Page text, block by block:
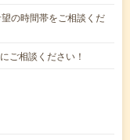
の時間帯をご相談くだ
ご相談ください！